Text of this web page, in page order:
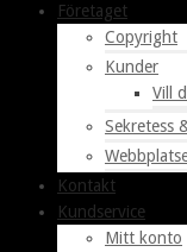
Företaget
Copyright
Kunder
Vill
Sekretess
Kontakt
Kundservice
Mitt konto